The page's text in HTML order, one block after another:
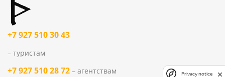
+7 927 510 30 43
– туристам
+7 927 510 28 72 – агентствам Privacy notice